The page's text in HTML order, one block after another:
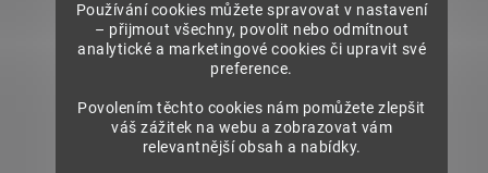
Používání cookies můžete spravovat v nastavení
– přijmout všechny, povolit nebo odmítnout
analytické a marketingové cookies či upravit své
preference.
Povolením těchto cookies nám pomůžete zlepšit
váš zážitek na webu a zobrazovat vám
relevantnější obsah a nabídky.